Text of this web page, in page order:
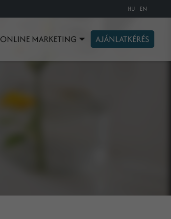
HU EN
ONLINE MARKETING AJÁNLATKÉRÉS